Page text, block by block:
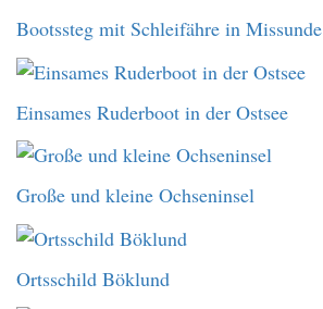
Bootssteg mit Schleifähre in Missunde
Einsames Ruderboot in der Ostsee
Große und kleine Ochseninsel
Ortsschild Böklund